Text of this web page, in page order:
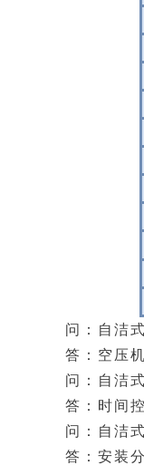
问：自洁
答：空压
问：自洁
答：时间
问：自洁
答：安装